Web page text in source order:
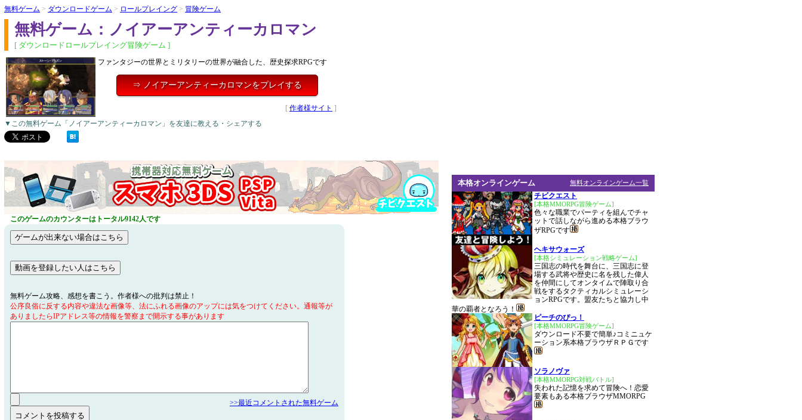
無料ゲーム > ダウンロードゲーム > ロールプレイング > 冒険ゲーム
無料ゲーム：ノイアーアンティーカロマン
[ ダウンロードロールプレイング冒険ゲーム ]
ファンタジーの世界とミリタリーの世界が融合した、歴史探求RPGです
⇒ ノイアーアンティーカロマンをプレイする
[ 作者様サイト ]
▼この無料ゲーム「ノイアーアンティーカロマン」を友達に教える・シェアする
このゲームのカウンターはトータル9142人です
無料ゲーム攻略、感想を書こう。作者様への批判は禁止！
公序良俗に反する内容や違法な画像等、法にふれる画像のアップには気をつけてください。通報等が
ありましたらIPアドレス等の情報を警察まで開示する事があります
>>最近コメントされた無料ゲーム
無料オンラインゲーム一覧
本格オンラインゲーム
チビクエスト
[本格MMORPG冒険ゲーム]
色々な職業でパーティを組んでチャ
ットで話しながら進める本格ブラウ
ザRPGです
ヘキサウォーズ
[本格シミュレーション戦略ゲーム]
三国志の時代を舞台に、三国志に登
場する武将や歴史に名を残した偉人
を仲間にしてオンタイムで陣取り合
戦をするタクティカルシミュレーシ
ョンRPGです。盟友たちと協力し中
華の覇者となろう！
ピーチのぴっ！
[本格MMORPG冒険ゲーム]
ダウンロード不要で簡単♪コミニュケ
ーション系本格ブラウザＲＰＧです
ソラノヴァ
[本格MMORPG対戦バトル]
失われた記憶を求めて冒険へ！恋愛
要素もある本格ブラウザMMORPG